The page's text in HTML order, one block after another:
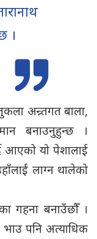
।
अन्र्तगत बाला,
बनाउनुहुन्छ ।
आएको यो पेशालाई
लाग्न थालेको
गहना बनाउँछौँ ।
पनि अत्याधिक